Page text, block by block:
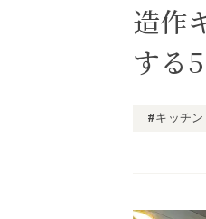
造作
する
#キッチン